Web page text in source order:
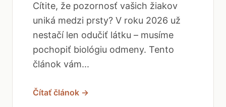
Cítite, že pozornosť vašich žiakov
uniká medzi prsty? V roku 2026 už
nestačí len odučiť látku – musíme
pochopiť biológiu odmeny. Tento
článok vám...
Čítať článok →